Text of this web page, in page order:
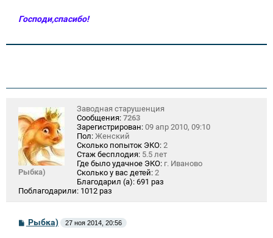
Господи,спасибо!
Рыбка)
Заводная старушенция
Сообщения: 7263
Зарегистрирован: 09 апр 2010, 09:10
Пол: Женский
Сколько попыток ЭКО: 2
Стаж бесплодия: 5.5 лет
Где было удачное ЭКО: г. Иваново
Сколько у вас детей: 2
Благодарил (а): 691 раз
Поблагодарили: 1012 раз
С
о
Рыбка) 27 ноя 2014, 20:56